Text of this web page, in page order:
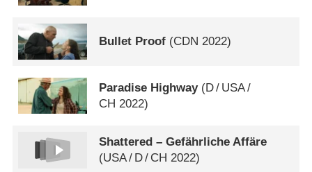
Bullet Proof (CDN 2022)
Paradise Highway(D/ USA/
CH 2022)
Shattered – Gefährliche Affäre
(USA/ D/ CH 2022)